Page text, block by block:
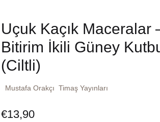
– Kaynak
Uçuk Kaçık Maceralar
Bitirim İkili Güney
(Ciltli)
Mustafa Orakçı Timaş Yayınları
€13,90